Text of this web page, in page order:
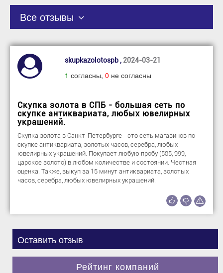
Все отзывы
skupkazolotospb , 2024-03-21
1 согласны, 0 не согласны
Скупка золота в СПБ - большая сеть по
скупке антиквариата, любых ювелирных
украшений.
Скупка золота в Санкт-Петербурге - это сеть магазинов по
скупке антиквариата, золотых часов, серебра, любых
ювелирных украшений. Покупает любую пробу (585, 999,
царское золото) в любом количестве и состоянии. Честная
оценка. Также, выкуп за 15 минут антиквариата, золотых
часов, серебра, любых ювелирных украшений.
Оставить отзыв
Рейтинг компаний